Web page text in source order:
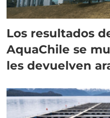
Los resultados
AquaChile se
les devuelven